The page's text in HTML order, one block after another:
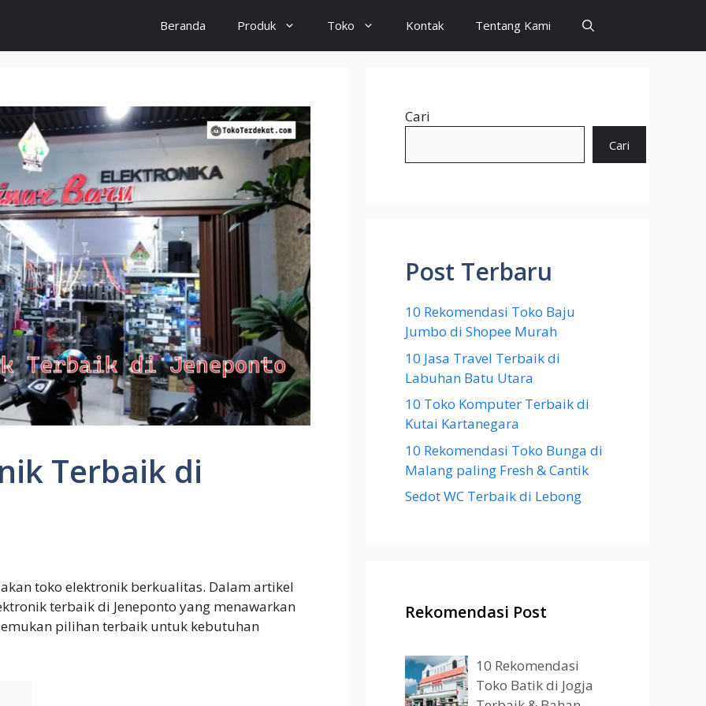
Beranda Produk Toko Kontak Tentang Kami
Terbaik di
toko elektronik berkualitas. Dalam artikel
terbaik di Jeneponto yang menawarkan
pilihan terbaik untuk kebutuhan
Cari
Cari
Post Terbaru
10 Rekomendasi Toko Baju
Jumbo di Shopee Murah
10 Jasa Travel Terbaik di
Labuhan Batu Utara
10 Toko Komputer Terbaik di
Kutai Kartanegara
10 Rekomendasi Toko Bunga di
Malang paling Fresh & Cantik
Sedot WC Terbaik di Lebong
Rekomendasi Post
10 Rekomendasi
Toko Batik di Jogja